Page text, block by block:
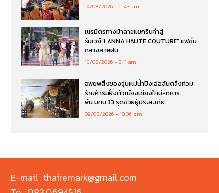
10/08/2026 11:43 am
เนรมิตรทางม้าลายแยกรินคำสู่
รันเวย์“LANNA HAUTE COUTURE” แฟชั่น
กลางสายฝน
10/08/2026 8:11 am
อพยพสิ่งของวุ่น!แม่น้ำปิงเอ่อล้นตลิ่งท่วม
ร้านค้าริมฝั่งตัวเมืองเชียงใหม่-ทหาร
พัน.มทบ.33 รุดช่วยผู้ประสบภัย
09/08/2026 10:36 pm
E-mail : thairemark@gmail.com